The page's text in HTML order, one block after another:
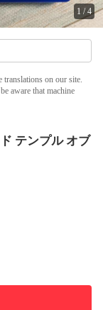
1 /4
on our site.
aware that machine
テンプル オブ